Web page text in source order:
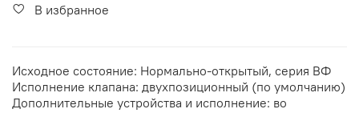
В избранное
Исходное состояние: Нормально-открытый, серия ВФ
Исполнение клапана: двухпозиционный (по умолчанию)
Дополнительные устройства и исполнение: во